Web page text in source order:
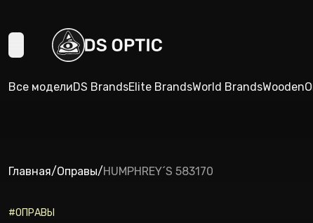
Все моделиDS BrandsElite BrandsWorld BrandsWooden
Главная/Оправы/HUMPHREY´S 583170
#ОПРАВЫ